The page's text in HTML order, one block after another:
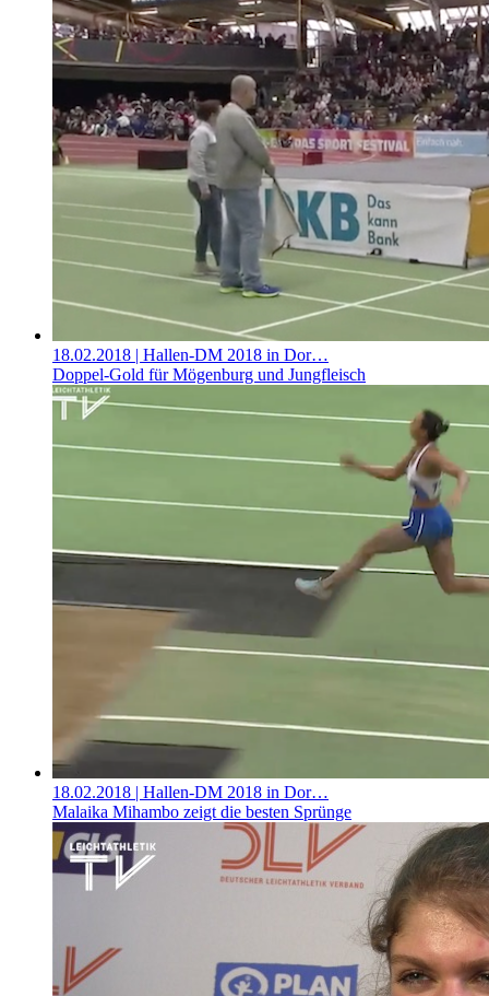
18.02.2018 | Hallen-DM 2018 in Dor…
Doppel-Gold für Mögenburg und Jungfleisch
18.02.2018 | Hallen-DM 2018 in Dor…
Malaika Mihambo zeigt die besten Sprünge